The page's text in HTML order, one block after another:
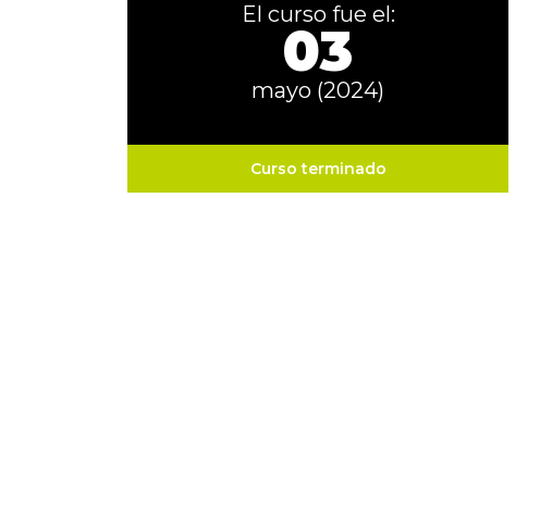
El curso fue el:
03
mayo (2024)
Curso terminado